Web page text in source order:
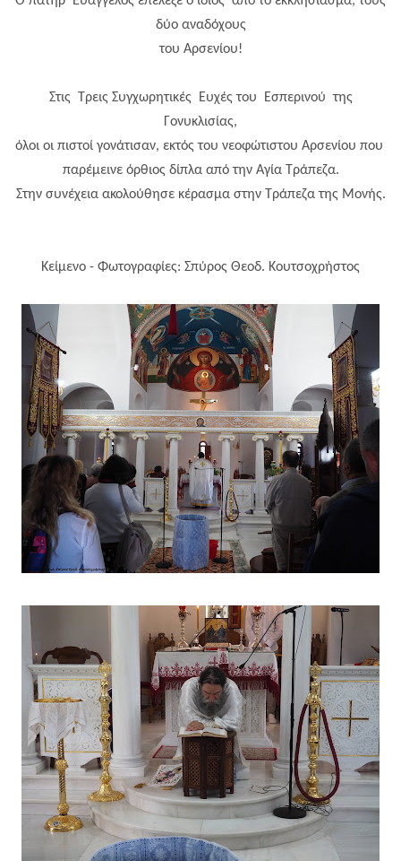
δύο αναδόχους
του Αρσενίου!
Στις Τρεις Συγχωρητικές Ευχές του Εσπερινού της
Γονυκλισίας,
όλοι οι πιστοί γονάτισαν, εκτός του νεοφώτιστου Αρσενίου που
παρέμεινε όρθιος δίπλα από την Αγία Τράπεζα.
Στην συνέχεια ακολούθησε κέρασμα στην Τράπεζα της Μονής.
Κείμενο - Φωτογραφίες: Σπύρος Θεοδ. Κουτσοχρήστος